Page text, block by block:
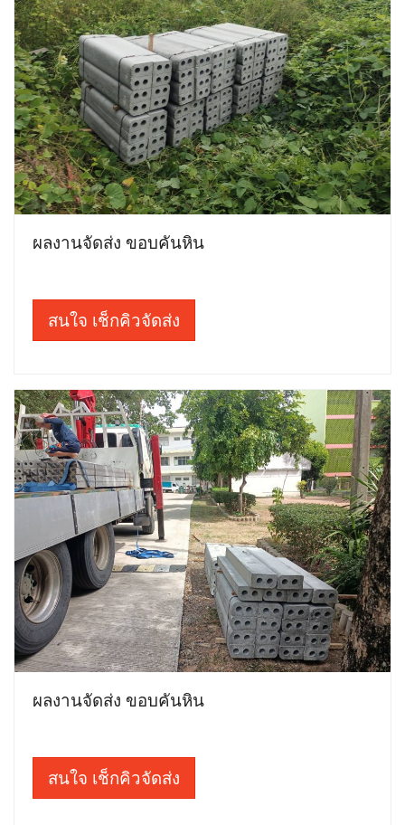
ผลงานจัดส่ง ขอบคันหิน
สนใจ เช็กคิวจัดส่ง
ผลงานจัดส่ง ขอบคันหิน
สนใจ เช็กคิวจัดส่ง